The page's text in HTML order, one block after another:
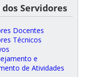
Servidores
Docentes
Técnicos
e
de Atividades